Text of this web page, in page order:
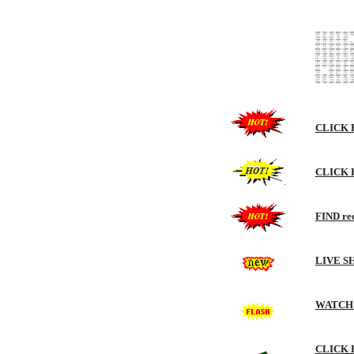
%@@:*@@+-
+#*.-#*:.*#= *#+
+##.=##-:##+
#@@:+@@=-
-+= .++. =+: -+-
.+- += =+. :+:
@@@-
-+= .++. =+: -+-
%@@:+@@+-
+#*.-##-:##= *%*
+#*.-##-:*#= *#+
%@@:*@@+-
:+- .+=. =+: -+-
@@@-
.+- :: =+ :+: =+
@@@- +@@%:@@@.+@@%-
-+= .=+: =+- .++:
#@%:+@@+-
*%#.=##-:#%+.*%*
+#*.-#*:.*#= +#+ :*#=
%@@:*@@+-
CLICK
CLICK
FIND
LIVE
CLICK